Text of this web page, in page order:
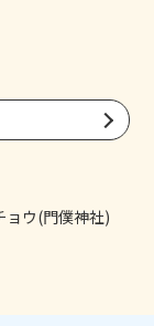
ョウ(門僕神社)